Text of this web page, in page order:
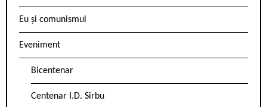
Eu și comunismul
Eveniment
Bicentenar
Centenar I.D. Sîrbu